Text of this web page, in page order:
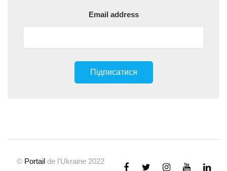
Email address
© Portail de l'Ukraine 2022